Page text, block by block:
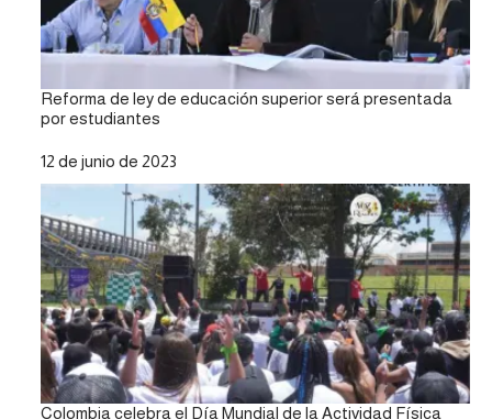
Reforma de ley de educación superior será presentada
por estudiantes
Fecha
12 de junio de 2023
Colombia celebra el Día Mundial de la Actividad Física